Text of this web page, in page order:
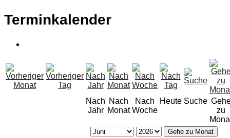
Terminkalender
Nach
Jahr
Nach
Monat
Nach
Woche
Heute Suche
zu
Gehe zu Monat